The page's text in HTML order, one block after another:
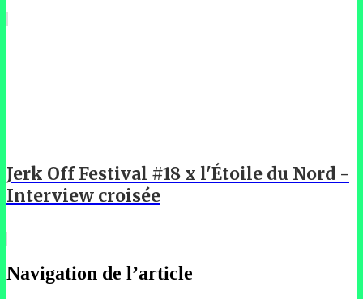
Jerk Off Festival #18 x l'Étoile du Nord -
Interview croisée
Navigation de l’article